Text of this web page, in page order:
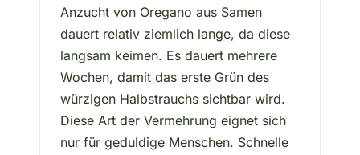
Anzucht von Oregano aus Samen
dauert relativ ziemlich lange, da diese
langsam keimen. Es dauert mehrere
Wochen, damit das erste Grün des
würzigen Halbstrauchs sichtbar wird.
Diese Art der Vermehrung eignet sich
nur für geduldige Menschen. Schnelle